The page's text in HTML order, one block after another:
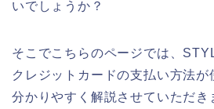
いでしょうか？
そこでこちらのページでは、
クレジットカードの支払い方法が
分かりやすく解説させていただき